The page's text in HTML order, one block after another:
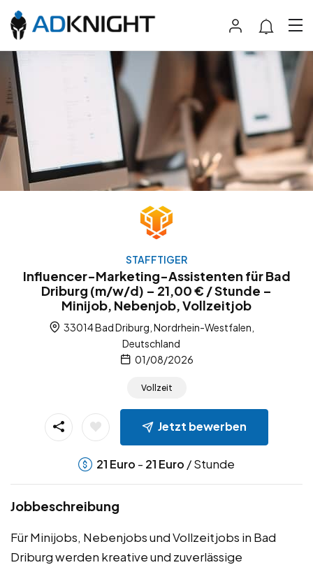
STAFFTIGER
Influencer-Marketing-Assistenten für Bad
Driburg (m/w/d) – 21,00 € / Stunde –
Minijob, Nebenjob, Vollzeitjob
33014 Bad Driburg, Nordrhein-Westfalen,
Deutschland
01/08/2026
Vollzeit
Jetzt bewerben
21 Euro - 21 Euro / Stunde
Jobbeschreibung
Für Minijobs, Nebenjobs und Vollzeitjobs in Bad
Driburg werden kreative und zuverlässige